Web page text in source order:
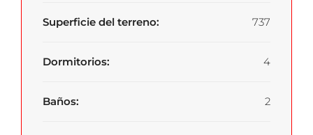
Superficie del terreno: 737
Dormitorios: 4
Baños: 2